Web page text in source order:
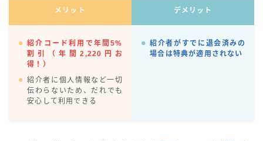
メリット デメリット
紹介コード利用で年間5%
割引（年間2,220円お
得！）
紹介者に個人情報など一切
伝わらないため、だれでも
安心して利用できる
紹介者がすでに退会済みの
場合は特典が適用されない